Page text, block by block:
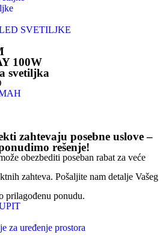
SVETILJKE
100W
svetiljka
zahtevaju posebne uslove –
rešenje!
obezbediti poseban rabat za veće
zahteva. Pošaljite nam detalje Vašeg
prilagođenu ponudu.
za uređenje prostora